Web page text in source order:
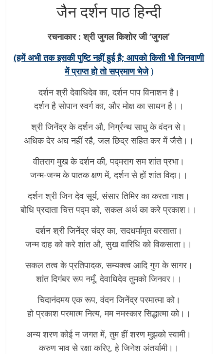
जैन दर्शन पाठ हिन्दी
रचनाकार : श्री जुगल किशोर जी ‘जुगल’
(हमें अभी तक इसकी पुष्टि नहीं हुई है; आपको किसी भी जिनवाणी
में प्राप्त हो तो सप्रमाण भेजे)
दर्शन श्री देवाधिदेव का, दर्शन पाप विनाशन है।
दर्शन है सोपान स्वर्ग का, और मोक्ष का साधन है।।
श्री जिनेंद्र के दर्शन औ, निर्ग्रन्थ साधु के वंदन से।
अधिक देर अघ नहीं रहै, जल छिद्र सहित कर में जैसे।।
वीतराग मुख के दर्शन की, पद्मराग सम शांत प्रभा।
जन्म-जन्म के पातक क्षण में, दर्शन से हों शांत विदा।।
दर्शन श्री जिन देव सूर्य, संसार तिमिर का करता नाश।
बोधि प्रदाता चित्त पद्म को, सकल अर्थ का करे प्रकाश।।
दर्शन श्री जिनेंद्र चंद्र का, सदधर्मामृत बरसाता।
जन्म दाह को करे शांत औ, सुख वारिधि को विकसाता।।
सकल तत्व के प्रतिपादक, सम्यक्त्व आदि गुण के सागर।
शांत दिगंबर रूप नमूँ, देवाधिदेव तुमको जिनवर।।
चिदानंदमय एक रूप, वंदन जिनेंद्र परमात्मा को।
हो प्रकाश परमात्म नित्य, मम नमस्कार सिद्धात्मा को।।
अन्य शरण कोई न जगत में, तुम हीं शरण मुझको स्वामी।
करुण भाव से रक्षा करिए, हे जिनेश अंतर्यामी।।